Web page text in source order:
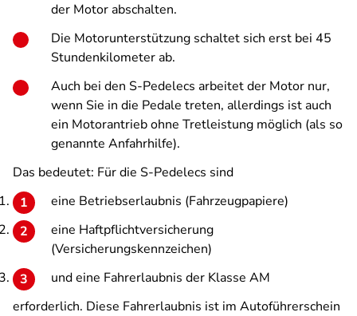
der Motor abschalten.
Die Motorunterstützung schaltet sich erst bei 45
Stundenkilometer ab.
Auch bei den S-Pedelecs arbeitet der Motor nur,
wenn Sie in die Pedale treten, allerdings ist auch
ein Motorantrieb ohne Tretleistung möglich (als so
genannte Anfahrhilfe).
Das bedeutet: Für die S-Pedelecs sind
eine Betriebserlaubnis (Fahrzeugpapiere)
eine Haftpflichtversicherung
(Versicherungskennzeichen)
und eine Fahrerlaubnis der Klasse AM
erforderlich. Diese Fahrerlaubnis ist im Autoführerschein